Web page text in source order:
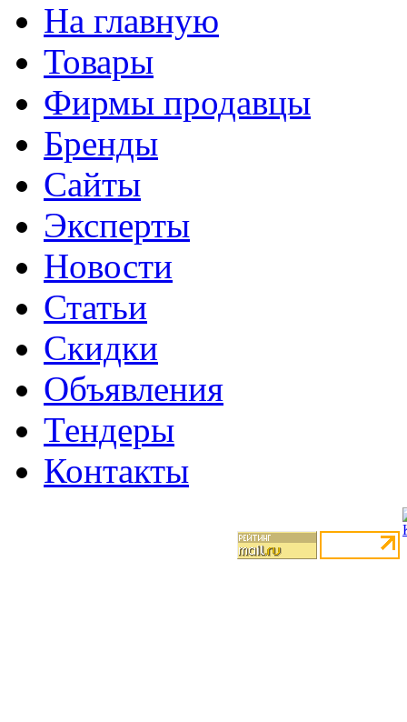
На главную
Товары
Фирмы продавцы
Бренды
Сайты
Эксперты
Новости
Статьи
Скидки
Объявления
Тендеры
Контакты